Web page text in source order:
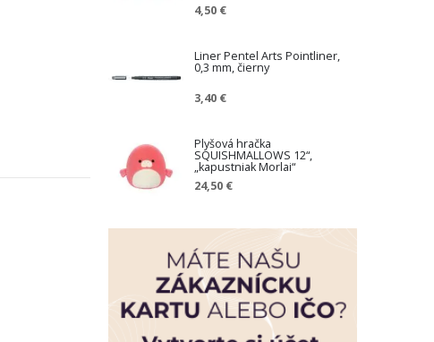
4,50 €
Liner Pentel Arts Pointliner,
0,3 mm, čierny
3,40 €
Plyšová hračka
SQUISHMALLOWS 12“,
„kapustniak Morlai“
24,50 €